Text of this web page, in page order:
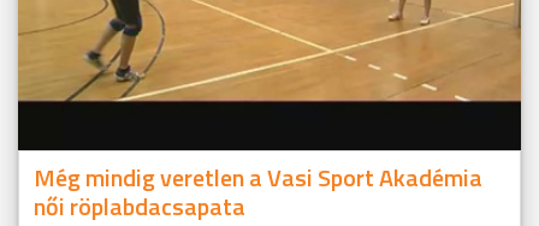
Még mindig veretlen a Vasi Sport Akadémia
női röplabdacsapata